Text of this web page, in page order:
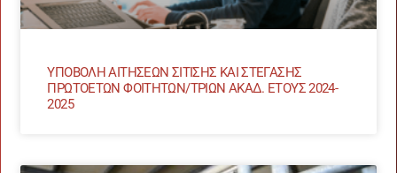
ΥΠΟΒΟΛΗ ΑΙΤΗΣΕΩΝ ΣΙΤΙΣΗΣ ΚΑΙ ΣΤΕΓΑΣΗΣ
ΠΡΩΤΟΕΤΩΝ ΦΟΙΤΗΤΩΝ/ΤΡΙΩΝ ΑΚΑΔ. ΕΤΟΥΣ 2024-
2025